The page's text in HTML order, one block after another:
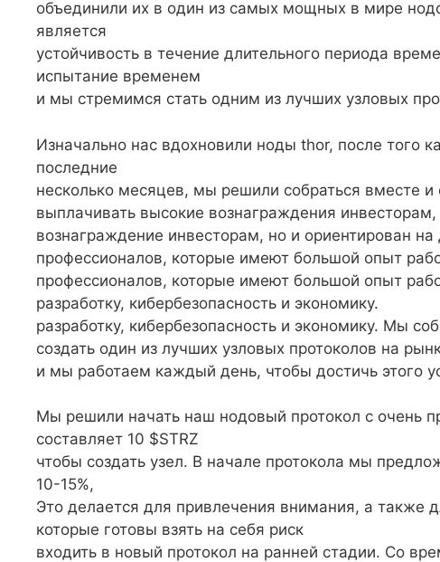
объединили их в один из самых мощных в мире
является
устойчивость в течение длительного периода
испытание временем
и мы стремимся стать одним из лучших узловых
Изначально нас вдохновили ноды thor, после того
последние
несколько месяцев, мы решили собраться вместе
выплачивать высокие вознаграждения
вознаграждение инвесторам, но и ориентирован
профессионалов, которые имеют большой опыт
профессионалов, которые имеют большой опыт
разработку, кибербезопасность и экономику.
разработку, кибербезопасность и экономику. Мы
создать один из лучших узловых протоколов на
и мы работаем каждый день, чтобы достичь этого
Мы решили начать наш нодовый протокол с очень
составляет 10 $STRZ
чтобы создать узел. В начале протокола мы
10-15%,
Это делается для привлечения внимания, а также
которые готовы взять на себя риск
входить в новый протокол на ранней стадии. Со